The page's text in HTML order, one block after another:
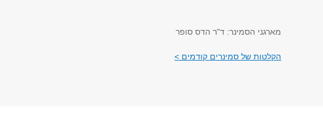
מארגני הסמינר: ד"ר הדס סופר
הקלטות של סמינרים קודמים >